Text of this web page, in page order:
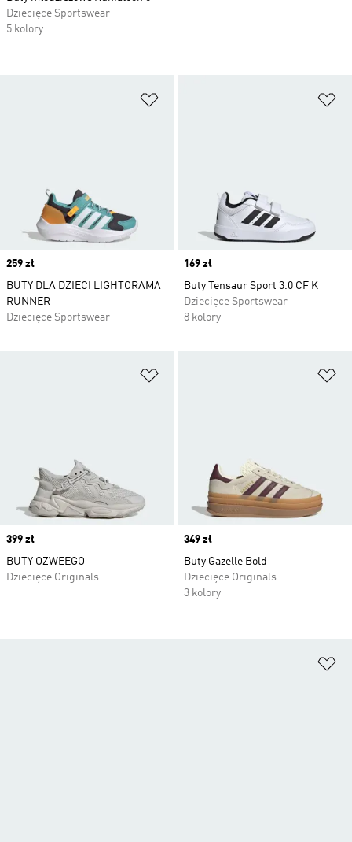
Price
259 zł
BUTY DLA DZIECI LIGHTORAMA
RUNNER
Dziecięce Sportswear
Price
169 zł
Buty Tensaur Sport 3.0 CF K
Dziecięce Sportswear
8 kolory
Price
399 zł
BUTY OZWEEGO
Dziecięce Originals
Price
349 zł
Buty Gazelle Bold
Dziecięce Originals
3 kolory
Dziecięce Sportswear
5 kolory